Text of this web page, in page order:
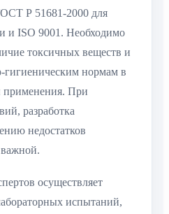
Р 51681-2000 для
и ISO 9001. Необходимо
токсичных веществ и
гигиеническим нормам в
применения. При
разработка
недостатков
важной.
осуществляет
испытаний,